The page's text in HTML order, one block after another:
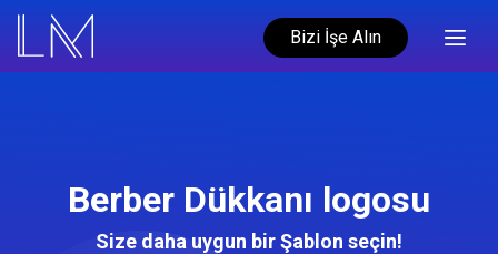
Bizi İşe Alın
Berber Dükkanı logosu
Size daha uygun bir Şablon seçin!